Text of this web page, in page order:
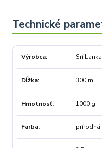
Výrobca Srí Lanka
Dĺžka 300 m
Hmotnosť 1000 g
Farba prírodná